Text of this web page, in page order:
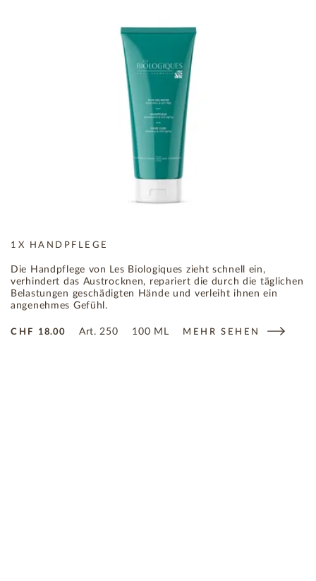
1X HANDPFLEGE
Die Handpflege von Les Biologiques zieht schnell ein,
verhindert das Austrocknen, repariert die durch die täglichen
Belastungen geschädigten Hände und verleiht ihnen ein
angenehmes Gefühl.
CHF 18.00 Art.250 100 ML MEHR SEHEN